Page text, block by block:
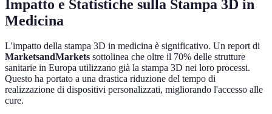
Impatto e Statistiche sulla Stampa 3D in
Medicina
L'impatto della stampa 3D in medicina è significativo. Un report di
MarketsandMarkets sottolinea che oltre il 70% delle strutture
sanitarie in Europa utilizzano già la stampa 3D nei loro processi.
Questo ha portato a una drastica riduzione del tempo di
realizzazione di dispositivi personalizzati, migliorando l'accesso alle
cure.